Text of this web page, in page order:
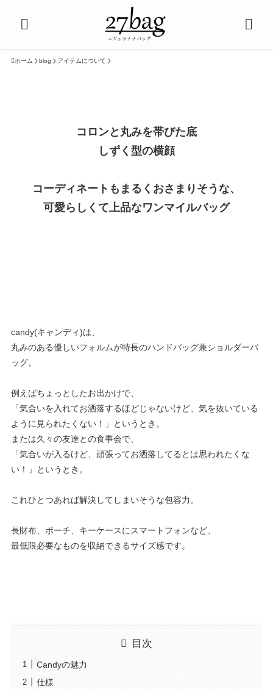
ホーム blog アイテムについて
コロンと丸みを帯びた底
しずく型の横顔
コーディネートもまるくおさまりそうな、
可愛らしくて上品なワンマイルバッグ
candy(キャンディ)は、
丸みのある優しいフォルムが特長のハンドバッグ兼ショルダーバ
ッグ。
例えばちょっとしたお出かけで、
「気合いを入れてお洒落するほどじゃないけど、気を抜いている
ように見られたくない！」というとき。
または久々の友達との食事会で、
「気合いが入るけど、頑張ってお洒落してるとは思われたくな
い！」というとき。
これひとつあれば解決してしまいそうな包容力。
長財布、ポーチ、キーケースにスマートフォンなど、
最低限必要なものを収納できるサイズ感です。
目次
Candyの魅力
仕様